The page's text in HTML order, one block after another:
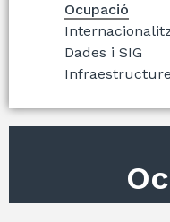
Ocupació
Dades i SIG